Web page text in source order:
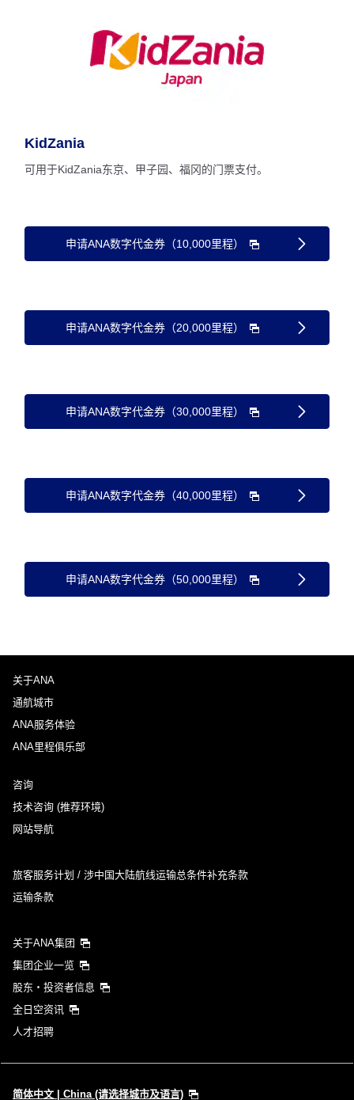
KidZania
可用于KidZania东京、甲子园、福冈的门票支付。
申请ANA数字代金券（10,000里程）
申请ANA数字代金券（20,000里程）
申请ANA数字代金券（30,000里程）
申请ANA数字代金券（40,000里程）
申请ANA数字代金券（50,000里程）
关于ANA
通航城市
ANA服务体验
ANA里程俱乐部
咨询
技术咨询 (推荐环境)
网站导航
旅客服务计划 / 涉中国大陆航线运输总条件补充条款
运输条款
关于ANA集团
集团企业一览
股东・投资者信息
全日空资讯
人才招聘
简体中文 | China (请选择城市及语言)